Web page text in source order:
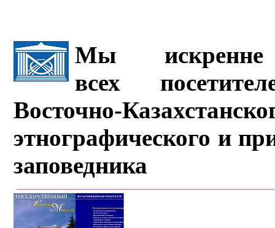
Мы искренне
всех
Восточно-
этнографического и
заповедника